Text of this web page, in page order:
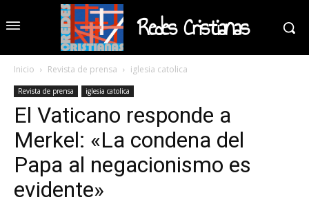
Redes Cristianas
Inicio Revista de prensa iglesia catolica
Revista de prensa iglesia catolica
El Vaticano responde a
Merkel: «La condena del
Papa al negacionismo es
evidente»